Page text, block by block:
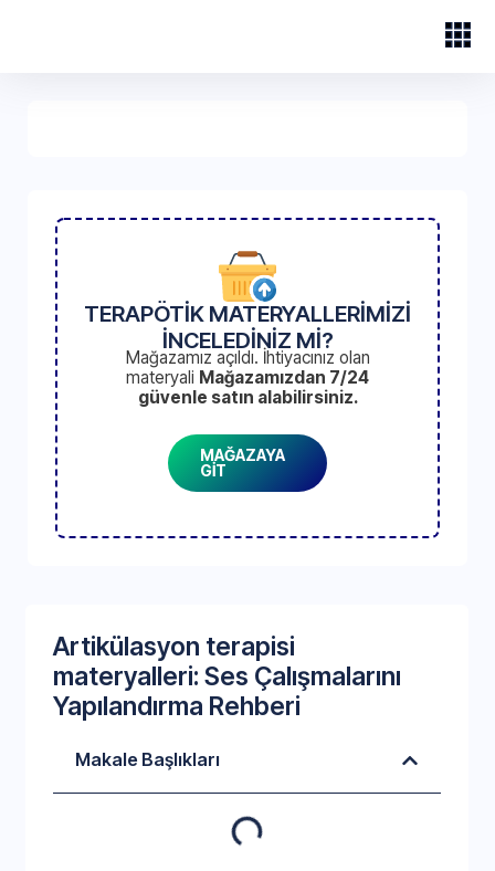
TERAPÖTİK MATERYALLERİMİZİ
İNCELEDİNİZ Mİ?
Mağazamız açıldı. İhtiyacınız olan
materyali Mağazamızdan 7/24
güvenle satın alabilirsiniz.
MAĞAZAYA
GİT
Artikülasyon terapisi
materyalleri: Ses Çalışmalarını
Yapılandırma Rehberi
Makale Başlıkları